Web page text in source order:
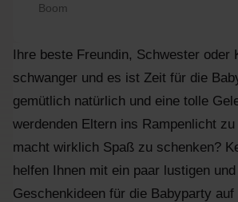
Boom
Ihre beste Freundin, Schwester oder
schwanger und es ist Zeit für die
gemütlich natürlich und eine tolle
werdenden Eltern ins Rampenlicht
macht wirklich Spaß zu schenken?
helfen Ihnen mit ein paar lustigen
Geschenkideen für die Babyparty auf